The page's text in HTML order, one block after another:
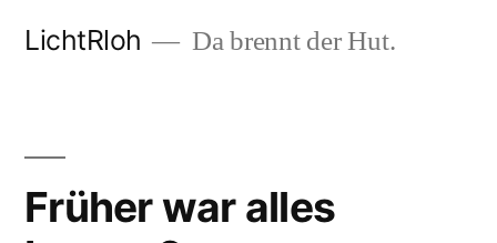
LichtRloh Da brennt der Hut.
Früher war alles